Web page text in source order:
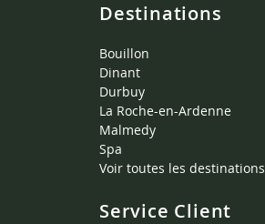
Destinations
Bouillon
Dinant
Durbuy
La Roche-en-Ardenne
Malmedy
Spa
Voir toutes les destinations
Service Client